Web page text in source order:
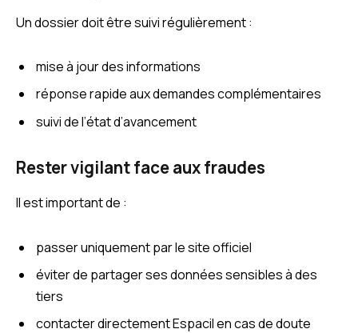
Un dossier doit être suivi régulièrement :
mise à jour des informations
réponse rapide aux demandes complémentaires
suivi de l’état d’avancement
Rester vigilant face aux fraudes
Il est important de :
passer uniquement par le site officiel
éviter de partager ses données sensibles à des
tiers
contacter directement Espacil en cas de doute